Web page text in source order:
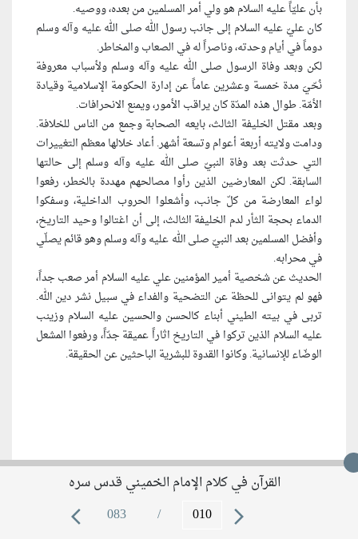
بأن عليّاً عليه السلام هو ولي أمر المسلمين من بعده، ووصيه.
كان عليّ عليه السلام إلى جانب رسول الله صلى الله عليه وآله وسلم
دوماً في أيام وحدته، وناصراً له في الصعاب والمخاطر.
لكن وبعد وفاة الرسول صلى الله عليه وآله وسلم ولأسباب معروفة
نُحّيَ مدة خمسة وعشرين عاماً عن إدارة الحكومة الإسلامية وقيادة
الأمّة. طوال هذه المدّة كان يراقب الأمور، ويمنع الانحرافات.
وبعد مقتل الخليفة الثالث، بايعه الصحابة وجمع من الناس للخلافة.
ودامت ولايته أربعة أعوام وتسعة أشهر. أعاد خلالها معظم التغييرات
التي حدثت بعد وفاة النبيّ صلى الله عليه وآله وسلم إلى حالتها
السابقة. لكن المعارضين الذين رأوا مصالحهم مهددة بالخطر، رفعوا
لواء المعارضة من كلّ جانب، وأشعلوا الحروب الداخلية، وسفكوا
الدماء بحجة الثأر لدم الخليفة الثالث، إلى أن اغتالوا وحيد التاريخ،
وأفضل المسلمين بعد النبيّ صلى الله عليه وآله وسلم وهو قائم يصلّي
في محرابه.
الحديث عن شخصية أمير المؤمنين علي عليه السلام أمر صعب جداً،
فهو لم يتوانى للحظة عن التضحية والفداء في سبيل نشر دين الله.
تربى في بيته الطيني أبناء كالحسن والحسين عليه السلام وزينب
عليه السلام الذين تركوا في التاريخ اثاراً عميقة جدّاً، ورفعوا المشعل
الوضّاء للإنسانية. وكانوا القدوة للبشرية الباحثين عن الحقيقة.
القرآن في كلام الإمام الخميني قدس سره
arrow_forward_ios
/
083
arrow_back_ios